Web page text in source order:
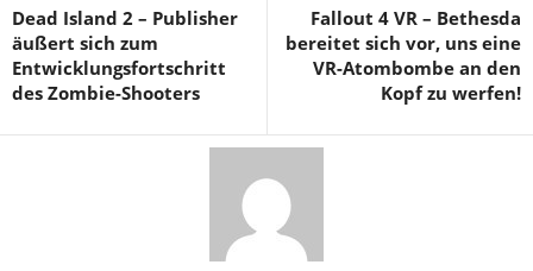
Dead Island 2 – Publisher
äußert sich zum
Entwicklungsfortschritt
des Zombie-Shooters
Fallout 4 VR – Bethesda
bereitet sich vor, uns eine
VR-Atombombe an den
Kopf zu werfen!